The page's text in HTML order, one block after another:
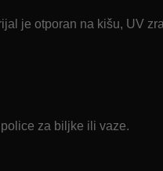
je otporan na kišu, UV
za biljke ili vaze.